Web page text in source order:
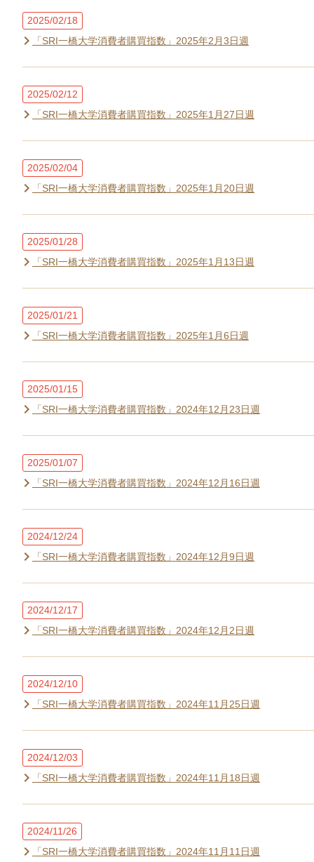
2025/02/18
「SRI一橋大学消費者購買指数」2025年2月3日週
2025/02/12
「SRI一橋大学消費者購買指数」2025年1月27日週
2025/02/04
「SRI一橋大学消費者購買指数」2025年1月20日週
2025/01/28
「SRI一橋大学消費者購買指数」2025年1月13日週
2025/01/21
「SRI一橋大学消費者購買指数」2025年1月6日週
2025/01/15
「SRI一橋大学消費者購買指数」2024年12月23日週
2025/01/07
「SRI一橋大学消費者購買指数」2024年12月16日週
2024/12/24
「SRI一橋大学消費者購買指数」2024年12月9日週
2024/12/17
「SRI一橋大学消費者購買指数」2024年12月2日週
2024/12/10
「SRI一橋大学消費者購買指数」2024年11月25日週
2024/12/03
「SRI一橋大学消費者購買指数」2024年11月18日週
2024/11/26
「SRI一橋大学消費者購買指数」2024年11月11日週